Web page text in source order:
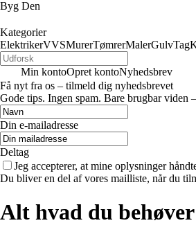
Byg Den
Kategorier
ElektrikerVVSMurerTømrerMalerGulvTag
Min kontoOpret kontoNyhedsbrev
Få nyt fra os – tilmeld dig nyhedsbrevet
Gode tips. Ingen spam. Bare brugbar viden
Din e-mailadresse
Deltag
Jeg accepterer, at mine oplysninger
Du bliver en del af vores mailliste, når du
Alt hvad du